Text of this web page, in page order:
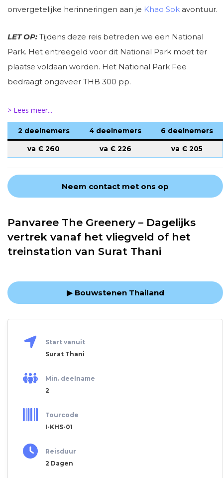
onvergetelijke herinneringen aan je Khao Sok avontuur.
LET OP: Tijdens deze reis betreden we een National
Park. Het entreegeld voor dit National Park moet ter
plaatse voldaan worden. Het National Park Fee
bedraagt ongeveer THB 300 pp.
> Lees meer...
2 deelnemers 4 deelnemers 6 deelnemers
va € 260 va € 226 va € 205
Neem contact met ons op
Panvaree The Greenery – Dagelijks
vertrek vanaf het vliegveld of het
treinstation van Surat Thani
▶ Bouwstenen Thailand
Start vanuit
Surat Thani
Min. deelname
2
Tourcode
I-KHS-01
Reisduur
2 Dagen